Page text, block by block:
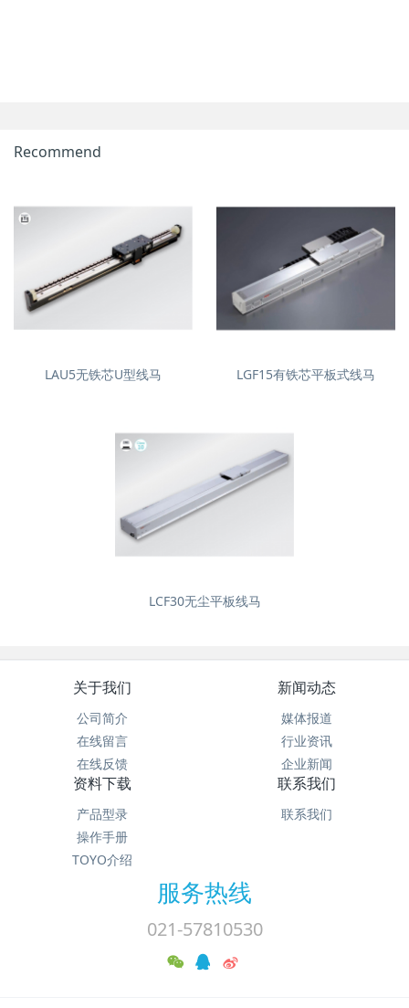
Recommend
LAU5无铁芯U型线马 LGF15有铁芯平板式线马
LCF30无尘平板线马
关于我们
公司简介
在线留言
在线反馈
新闻动态
媒体报道
行业资讯
企业新闻
资料下载
产品型录
操作手册
TOYO介绍
联系我们
联系我们
服务热线
021-57810530